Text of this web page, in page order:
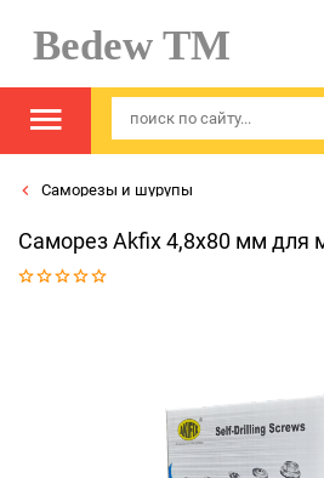
Bedew TM
Саморезы и шурупы
Саморез Akfix 4,8x80 мм для